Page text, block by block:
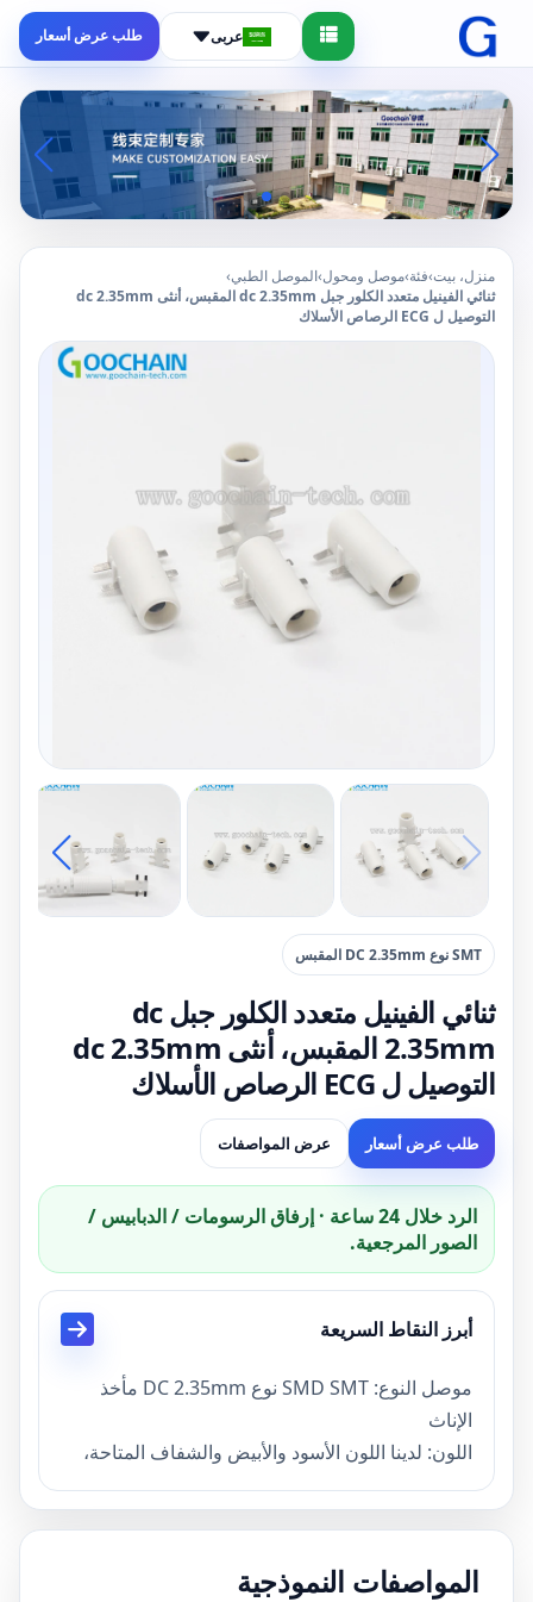
عربى طلب عرض أسعار
منزل، بيت›فئة›موصل ومحول›الموصل الطبي›
ثنائي الفينيل متعدد الكلور جبل dc 2.35mm المقبس، أنثى dc 2.35mm
التوصيل ل ECG الرصاص الأسلاك
SMT نوع DC 2.35mm المقبس
ثنائي الفينيل متعدد الكلور جبل dc
2.35mm المقبس، أنثى dc 2.35mm
التوصيل ل ECG الرصاص الأسلاك
طلب عرض أسعار عرض المواصفات
الرد خلال 24 ساعة · إرفاق الرسومات / الدبابيس /
الصور المرجعية.
أبرز النقاط السريعة
موصل النوع: SMD SMT نوع DC 2.35mm مأخذ
الإناث
اللون: لدينا اللون الأسود والأبيض والشفاف المتاحة،
ميزة: سهلة ل PCB جبل، لدينا أيضا نوع لحام DC
2.35mm موصل أنثى
المواصفات النموذجية